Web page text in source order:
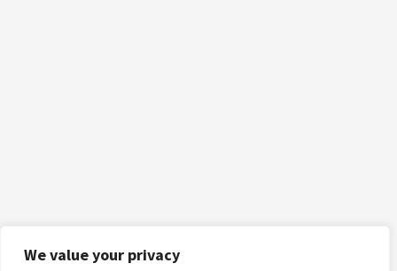
We value your privacy